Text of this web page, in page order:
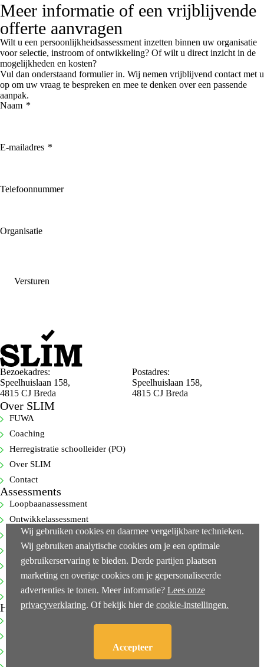
Meer informatie of een vrijblijvende
offerte aanvragen
Wilt u een persoonlijkheidsassessment inzetten binnen uw organisatie
voor selectie, instroom of ontwikkeling? Of wilt u direct inzicht in de
mogelijkheden en kosten?
Vul dan onderstaand formulier in. Wij nemen vrijblijvend contact met u
op om uw vraag te bespreken en mee te denken over een passende
aanpak.
Naam *
E-mailadres *
Telefoonnummer
Organisatie
Versturen
Bezoekadres:
Speelhuislaan 158,
4815 CJ Breda
Postadres:
Speelhuislaan 158,
4815 CJ Breda
Over SLIM
FUWA
Coaching
Herregistratie schoolleider (PO)
Over SLIM
Contact
Assessments
Loopbaanassessment
Ontwikkelassessment
Selectie-assessment
360-gradenfeedback
Cognitieve capaciteitentest
Executive-assessments
Bekijk alle…
Handige links
Wij gebruiken cookies en daarmee vergelijkbare technieken.
Wij gebruiken analytische cookies om je een optimale
gebruikerservaring te bieden. Derde partijen plaatsen
marketing en overige cookies om je gepersonaliseerde
advertenties te tonen. Meer informatie? Lees onze
privacyverklaring. Of bekijk hier de cookie-instellingen.
Accepteer